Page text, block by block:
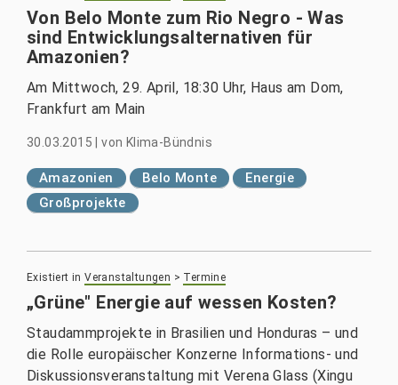
Von Belo Monte zum Rio Negro - Was
sind Entwicklungsalternativen für
Amazonien?
Am Mittwoch, 29. April, 18:30 Uhr, Haus am Dom,
Frankfurt am Main
30.03.2015 |von Klima-Bündnis
Amazonien Belo Monte
Energie
Großprojekte
Existiert in Veranstaltungen > Termine
„Grüne" Energie auf wessen Kosten?
Staudammprojekte in Brasilien und Honduras – und
die Rolle europäischer Konzerne Informations- und
Diskussionsveranstaltung mit Verena Glass (Xingu